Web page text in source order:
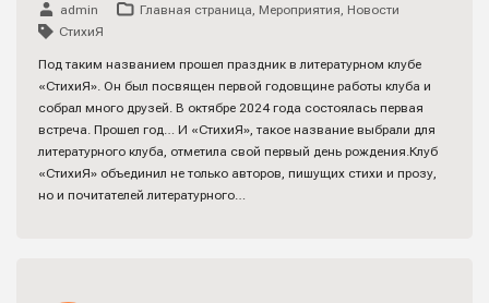
admin Главная страница, Мероприятия, Новости
СтихиЯ
Под таким названием прошел праздник в литературном клубе
«СтихиЯ». Он был посвящен первой годовщине работы клуба и
собрал много друзей. В октябре 2024 года состоялась первая
встреча. Прошел год… И «СтихиЯ», такое название выбрали для
литературного клуба, отметила свой первый день рождения.Клуб
«СтихиЯ» объединил не только авторов, пишущих стихи и прозу,
но и почитателей литературного…